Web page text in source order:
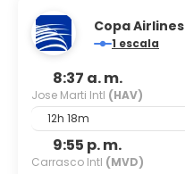
Copa Airlines
1 escala
8:37 a. m.
Jose Marti Intl (HAV)
12h 18m
9:55 p. m.
Carrasco Intl (MVD)